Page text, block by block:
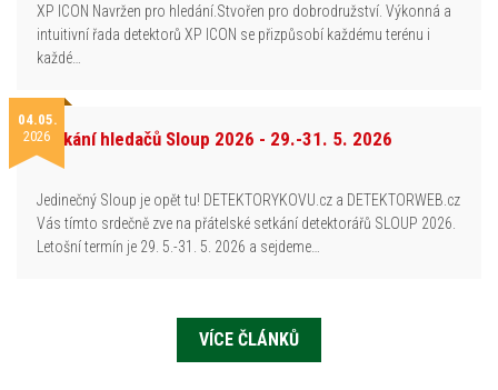
XP ICON Navržen pro hledání.Stvořen pro dobrodružství. Výkonná a
intuitivní řada detektorů XP ICON se přizpůsobí každému terénu i
každé…
04.05.
2026Setkání hledačů Sloup 2026 - 29.-31. 5. 2026
Jedinečný Sloup je opět tu! DETEKTORYKOVU.cz a DETEKTORWEB.cz
Vás tímto srdečně zve na přátelské setkání detektorářů SLOUP 2026.
Letošní termín je 29. 5.-31. 5. 2026 a sejdeme…
VÍCE ČLÁNKŮ